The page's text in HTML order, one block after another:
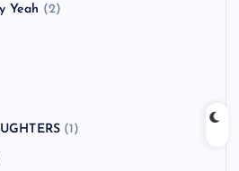
Yeah (2)
(1)